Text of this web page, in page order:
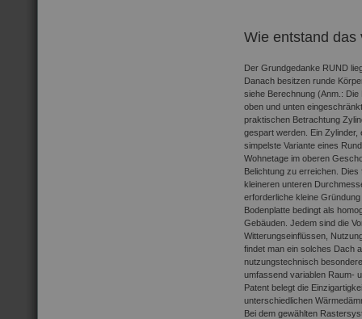
Wie entstand das
Der Grundgedanke RUND
Danach besitzen runde
siehe Berechnung (Anm.: Die
oben und unten
praktischen Betrachtung
gespart werden. Ein
simpelste Variante eines
Wohnetage im oberen
Belichtung zu erreichen.
kleineren unteren
erforderliche kleine
Bodenplatte bedingt als
Gebäuden. Jedem sind die
Witterungseinflüssen,
findet man ein solches Dach
nutzungstechnisch
umfassend variablen Raum-
Patent belegt die
unterschiedlichen
Bei dem gewählten